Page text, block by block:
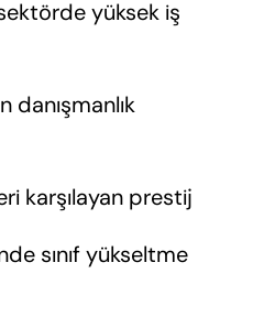
yüksek iş
danışmanlık
karşılayan prestij
sınıf yükseltme